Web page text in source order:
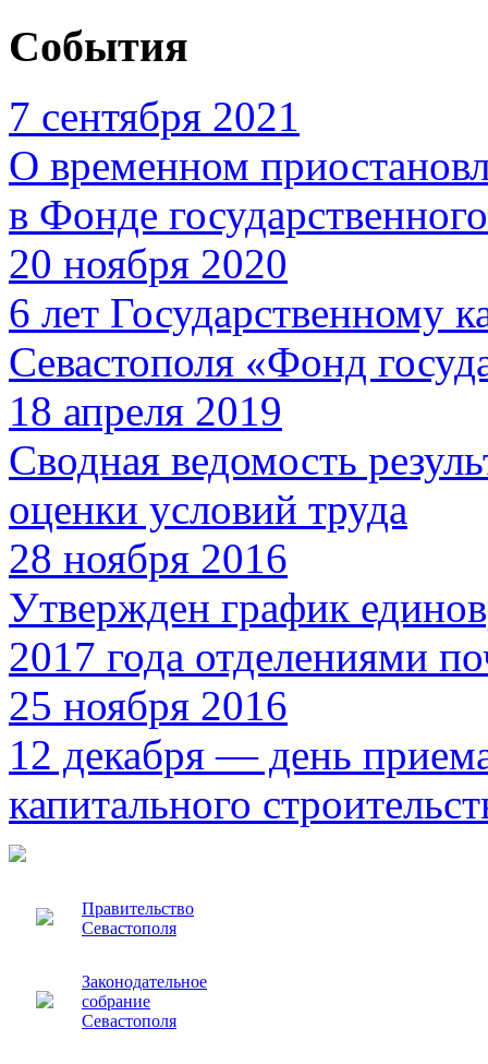
События
7 сентября 2021
О временном
в Фонде
20 ноября 2020
6 лет Государственному
Севастополя «Фонд
18 апреля 2019
Сводная ведомость
оценки условий труда
28 ноября 2016
Утвержден график
2017 года отделениями
25 ноября 2016
12 декабря — день
капитального
Правительство
Севастополя
Законодательное
собрание
Севастополя